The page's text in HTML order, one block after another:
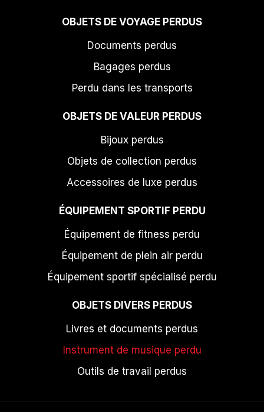
OBJETS DE VOYAGE PERDUS
Documents perdus
Bagages perdus
Perdu dans les transports
OBJETS DE VALEUR PERDUS
Bijoux perdus
Objets de collection perdus
Accessoires de luxe perdus
ÉQUIPEMENT SPORTIF PERDU
Équipement de fitness perdu
Équipement de plein air perdu
Équipement sportif spécialisé perdu
OBJETS DIVERS PERDUS
Livres et documents perdus
Instrument de musique perdu
Outils de travail perdus